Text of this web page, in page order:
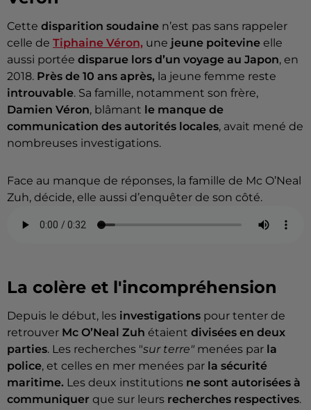
Cette disparition soudaine n’est pas sans rappeler
celle de Tiphaine Véron, une jeune poitevine elle
aussi portée disparue lors d’un voyage au Japon, en
2018. Près de 10 ans après, la jeune femme reste
introuvable. Sa famille, notamment son frère,
Damien Véron, blâmant le manque de
communication des autorités locales, avait mené de
nombreuses investigations.
Face au manque de réponses, la famille de Mc O’Neal
Zuh, décide, elle aussi d’enquêter de son côté.
La colère et l'incompréhension
Depuis le début, les investigations pour tenter de
retrouver Mc O’Neal Zuh étaient divisées en deux
parties. Les recherches "sur terre" menées par la
police, et celles en mer menées par la sécurité
maritime. Les deux institutions ne sont autorisées à
communiquer que sur leurs recherches respectives.